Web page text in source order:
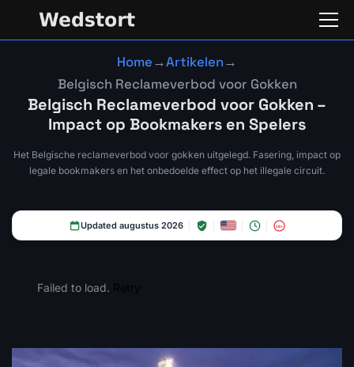
Home→Artikelen→
Belgisch Reclameverbod voor Gokken
Belgisch Reclameverbod voor Gokken –
Impact op Bookmakers en Spelers
Het Belgische reclameverbod voor gokken uitgelegd. Fasering, impact op
legale bookmakers en het onbedoelde effect op het illegale circuit.
Updated augustus 2026 18+
Failed to load. Retry